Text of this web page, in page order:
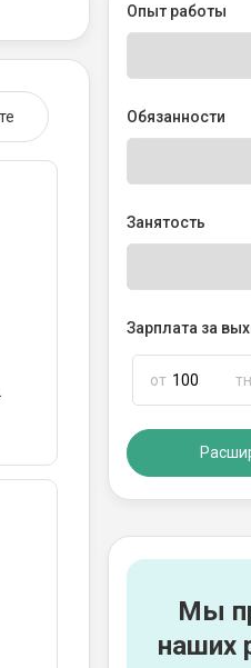
Опыт работы
Обязанности
Занятость
Зарплата за
от
Мы
наших